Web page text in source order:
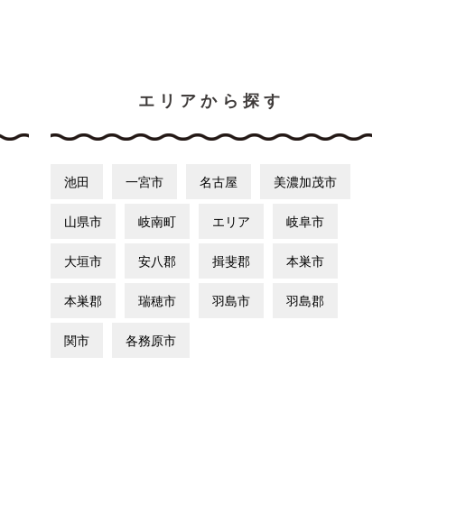
エリアから探す
池田 一宮市 名古屋 美濃加茂市
山県市 岐南町 エリア 岐阜市
大垣市 安八郡 揖斐郡 本巣市
本巣郡 瑞穂市 羽島市 羽島郡
関市 各務原市